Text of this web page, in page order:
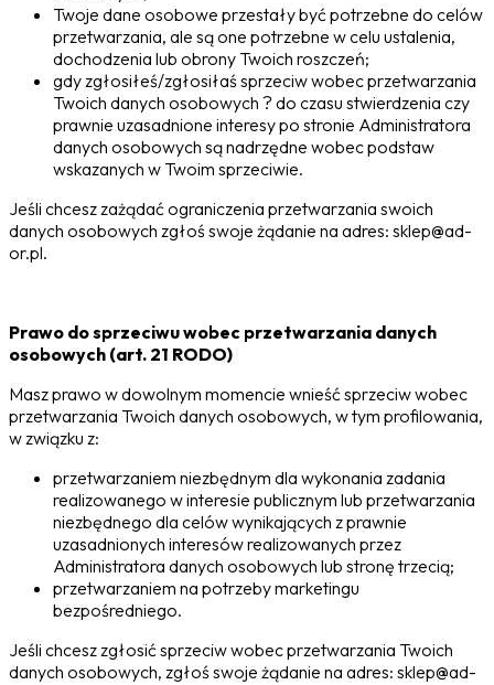
Twoje dane osobowe przestały być potrzebne do celów
przetwarzania, ale są one potrzebne w celu ustalenia,
dochodzenia lub obrony Twoich roszczeń;
gdy zgłosiłeś/zgłosiłaś sprzeciw wobec przetwarzania
Twoich danych osobowych ? do czasu stwierdzenia czy
prawnie uzasadnione interesy po stronie Administratora
danych osobowych są nadrzędne wobec podstaw
wskazanych w Twoim sprzeciwie.
Jeśli chcesz zażądać ograniczenia przetwarzania swoich
danych osobowych zgłoś swoje żądanie na adres: sklep@ad-
or.pl.
Prawo do sprzeciwu wobec przetwarzania danych
osobowych (art. 21 RODO)
Masz prawo w dowolnym momencie wnieść sprzeciw wobec
przetwarzania Twoich danych osobowych, w tym profilowania,
w związku z:
przetwarzaniem niezbędnym dla wykonania zadania
realizowanego w interesie publicznym lub przetwarzania
niezbędnego dla celów wynikających z prawnie
uzasadnionych interesów realizowanych przez
Administratora danych osobowych lub stronę trzecią;
przetwarzaniem na potrzeby marketingu
bezpośredniego.
Jeśli chcesz zgłosić sprzeciw wobec przetwarzania Twoich
danych osobowych, zgłoś swoje żądanie na adres: sklep@ad-